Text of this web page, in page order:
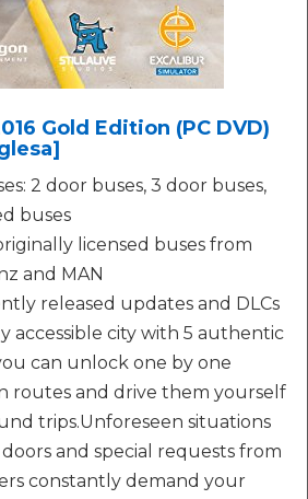
Gold Edition (PC DVD)
2 door buses, 3 door buses,
buses
licensed buses from
and MAN
released updates and DLCs
accessible city with 5 authentic
can unlock one by one
routes and drive them yourself
trips.Unforeseen situations
and special requests from
constantly demand your